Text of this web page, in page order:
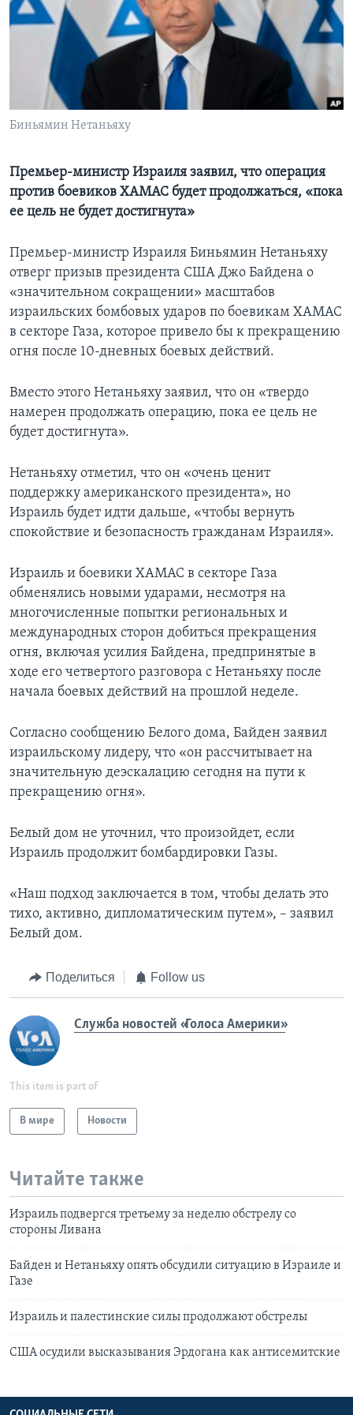
Learning English
СОЦИАЛЬНЫЕ СЕТИ
Биньямин Нетаньяху
Премьер-министр Израиля заявил, что операция
против боевиков ХАМАС будет продолжаться, «пока
ее цель не будет достигнута»
Премьер-министр Израиля Биньямин Нетаньяху
отверг призыв президента США Джо Байдена о
«значительном сокращении» масштабов
израильских бомбовых ударов по боевикам ХАМАС
в секторе Газа, которое привело бы к прекращению
огня после 10-дневных боевых действий.
Вместо этого Нетаньяху заявил, что он «твердо
намерен продолжать операцию, пока ее цель не
будет достигнута».
Нетаньяху отметил, что он «очень ценит
поддержку американского президента», но
Израиль будет идти дальше, «чтобы вернуть
спокойствие и безопасность гражданам Израиля».
Израиль и боевики ХАМАС в секторе Газа
обменялись новыми ударами, несмотря на
многочисленные попытки региональных и
международных сторон добиться прекращения
огня, включая усилия Байдена, предпринятые в
ходе его четвертого разговора с Нетаньяху после
начала боевых действий на прошлой неделе.
Согласно сообщению Белого дома, Байден заявил
израильскому лидеру, что «он рассчитывает на
значительную деэскалацию сегодня на пути к
прекращению огня».
Белый дом не уточнил, что произойдет, если
Израиль продолжит бомбардировки Газы.
«Наш подход заключается в том, чтобы делать это
тихо, активно, дипломатическим путем», – заявил
Белый дом.
Поделиться Follow us
Служба новостей «Голоса Америки»
This item is part of
В мире Новости
Читайте также
Израиль подвергся третьему за неделю обстрелу со
стороны Ливана
Байден и Нетаньяху опять обсудили ситуацию в Израиле и
Газе
Израиль и палестинские силы продолжают обстрелы
США осудили высказывания Эрдогана как антисемитские